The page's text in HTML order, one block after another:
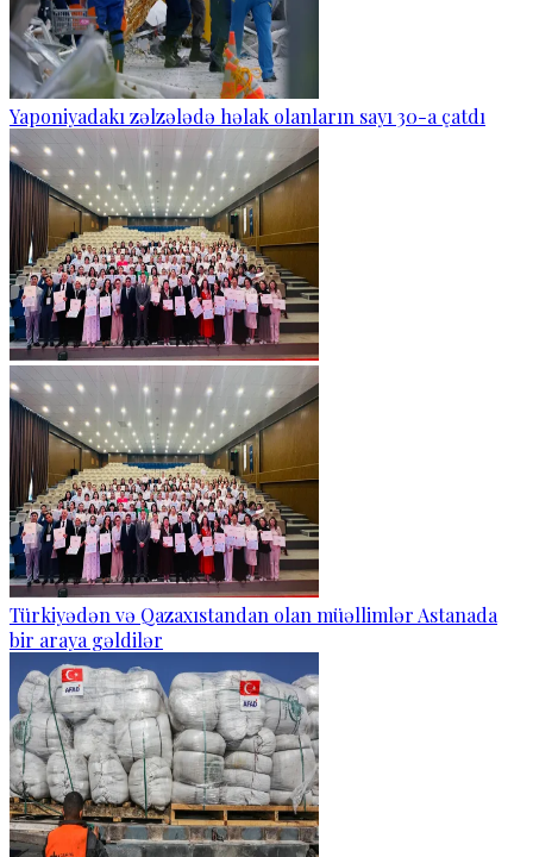
Yaponiyadakı zəlzələdə həlak olanların sayı 30-a çatdı
Türkiyədən və Qazaxıstandan olan müəllimlər Astanada
bir araya gəldilər